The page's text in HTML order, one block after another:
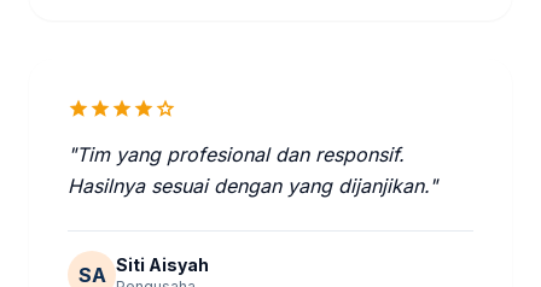
starstarstarstarstar
"Tim yang profesional dan responsif.
Hasilnya sesuai dengan yang dijanjikan."
SA Siti Aisyah